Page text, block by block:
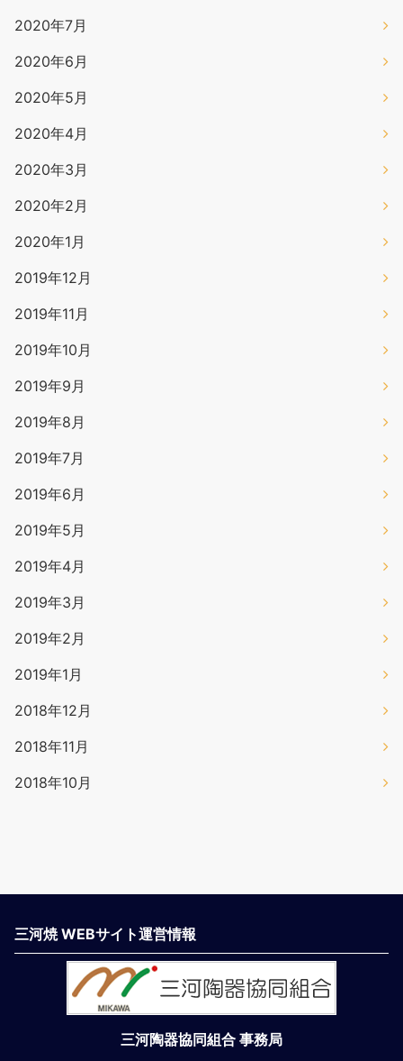
2020年7月
2020年6月
2020年5月
2020年4月
2020年3月
2020年2月
2020年1月
2019年12月
2019年11月
2019年10月
2019年9月
2019年8月
2019年7月
2019年6月
2019年5月
2019年4月
2019年3月
2019年2月
2019年1月
2018年12月
2018年11月
2018年10月
三河焼 WEBサイト運営情報
三河陶器協同組合 事務局